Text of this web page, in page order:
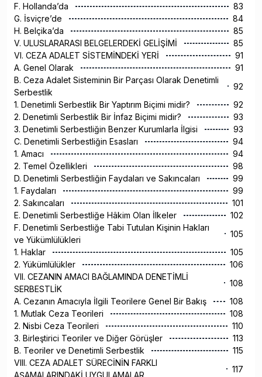
F. Hollanda’da
83
G. İsviçre’de
84
H. Belçika’da
85
V. ULUSLARARASI BELGELERDEKİ GELİŞİMİ
85
VI. CEZA ADALET SİSTEMİNDEKİ YERİ
91
A. Genel Olarak
91
B. Ceza Adalet Sisteminin Bir Parçası Olarak Denetimli
Serbestlik
92
1. Denetimli Serbestlik Bir Yaptırım Biçimi midir?
92
2. Denetimli Serbestlik Bir İnfaz Biçimi midir?
93
3. Denetimli Serbestliğin Benzer Kurumlarla İlgisi
93
C. Denetimli Serbestliğin Esasları
94
1. Amacı
94
2. Temel Özellikleri
98
D. Denetimli Serbestliğin Faydaları ve Sakıncaları
99
1. Faydaları
99
2. Sakıncaları
101
E. Denetimli Serbestliğe Hâkim Olan İlkeler
102
F. Denetimli Serbestliğe Tabi Tutulan Kişinin Hakları
ve Yükümlülükleri
105
1. Haklar
105
2. Yükümlülükler
106
VII. CEZANIN AMACI BAĞLAMINDA DENETİMLİ
SERBESTLİK
108
A. Cezanın Amacıyla İlgili Teorilere Genel Bir Bakış
108
1. Mutlak Ceza Teorileri
108
2. Nisbi Ceza Teorileri
110
3. Birleştirici Teoriler ve Diğer Görüşler
113
B. Teoriler ve Denetimli Serbestlik
115
VIII. CEZA ADALET SÜRECİNİN FARKLI
117